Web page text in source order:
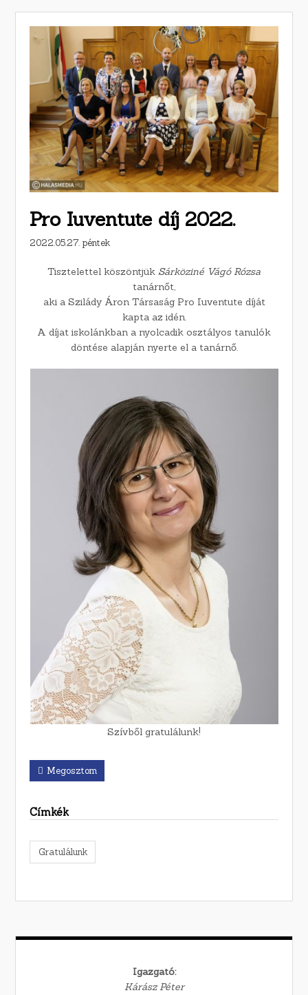
Pro Iuventute díj 2022.
2022.05.27. péntek
Tisztelettel köszöntjük Sárköziné Vágó Rózsa
tanárnőt,
aki a Szilády Áron Társaság Pro Iuventute díját
kapta az idén.
A díjat iskolánkban a nyolcadik osztályos tanulók
döntése alapján nyerte el a tanárnő.
Szívből gratulálunk!
Megosztom
Címkék
Gratulálunk
Igazgató:
Kárász Péter